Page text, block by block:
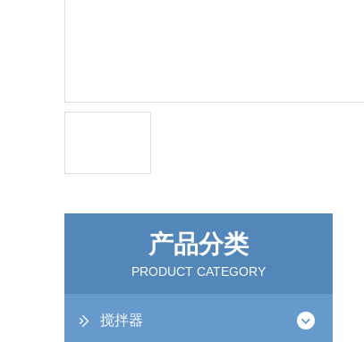
产品分类
PRODUCT CATEGORY
搅拌器